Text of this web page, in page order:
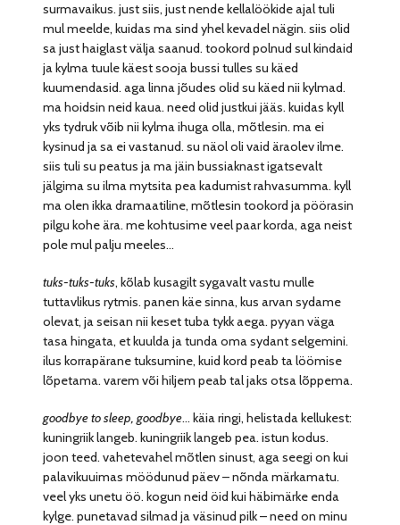
surmavaikus. just siis, just nende kellalöökide ajal tuli
mul meelde, kuidas ma sind yhel kevadel nägin. siis olid
sa just haiglast välja saanud. tookord polnud sul kindaid
ja kylma tuule käest sooja bussi tulles su käed
kuumendasid. aga linna jõudes olid su käed nii kylmad.
ma hoidsin neid kaua. need olid justkui jääs. kuidas kyll
yks tydruk võib nii kylma ihuga olla, mõtlesin. ma ei
kysinud ja sa ei vastanud. su näol oli vaid äraolev ilme.
siis tuli su peatus ja ma jäin bussiaknast igatsevalt
jälgima su ilma mytsita pea kadumist rahvasumma. kyll
ma olen ikka dramaatiline, mõtlesin tookord ja pöörasin
pilgu kohe ära. me kohtusime veel paar korda, aga neist
pole mul palju meeles…
tuks-tuks-tuks, kõlab kusagilt sygavalt vastu mulle
tuttavlikus rytmis. panen käe sinna, kus arvan sydame
olevat, ja seisan nii keset tuba tykk aega. pyyan väga
tasa hingata, et kuulda ja tunda oma sydant selgemini.
ilus korrapärane tuksumine, kuid kord peab ta löömise
lõpetama. varem või hiljem peab tal jaks otsa lõppema.
goodbye to sleep, goodbye… käia ringi, helistada kellukest:
kuningriik langeb. kuningriik langeb pea. istun kodus.
joon teed. vahetevahel mõtlen sinust, aga seegi on kui
palavikuuimas möödunud päev – nõnda märkamatu.
veel yks unetu öö. kogun neid öid kui häbimärke enda
kylge. punetavad silmad ja väsinud pilk – need on minu